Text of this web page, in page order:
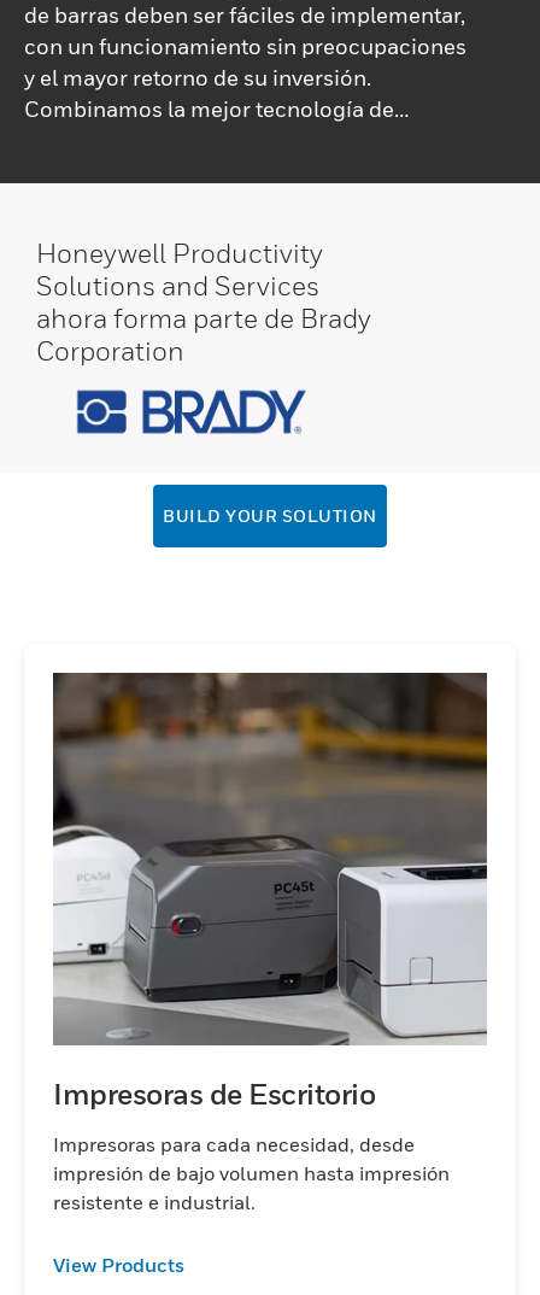
de barras deben ser fáciles de implementar,
con un funcionamiento sin preocupaciones
y el mayor retorno de su inversión.
Combinamos la mejor tecnología de
hasta software, servicio y repuestos para
impresoras. , Honeywell ofrece una amplia
gama de soluciones para cualquier entorno
o aplicación de impresión.
Honeywell Productivity
Solutions and Services
ahora forma parte de Brady
Corporation
BUILD YOUR SOLUTION
Impresoras de Escritorio
Impresoras para cada necesidad, desde
impresión de bajo volumen hasta impresión
resistente e industrial.
View Products